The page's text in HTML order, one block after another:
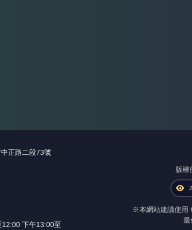
正路二段73號
下午13:00至
版權
※本網站建議使用
最